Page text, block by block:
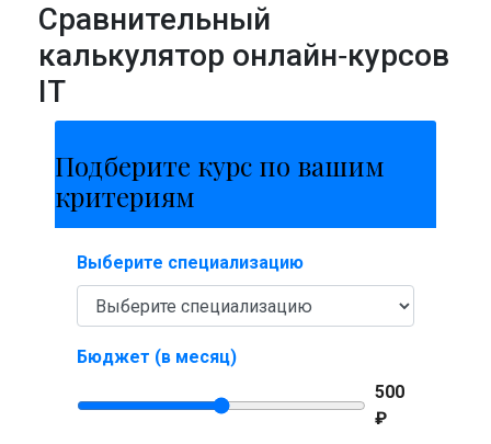
Сравнительный
калькулятор онлайн‑курсов
IT
Подберите курс по вашим
критериям
Выберите специализацию
Бюджет (в месяц)
500
₽